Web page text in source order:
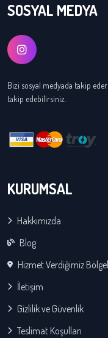
SOSYAL MEDYA
Bizi sosyal medyada takip
takip edebilirsiniz.
KURUMSAL
Hakkımızda
Blog
Hizmet Verdiğimiz
İletişim
Gizlilik ve Güvenlik
Teslimat Koşulları